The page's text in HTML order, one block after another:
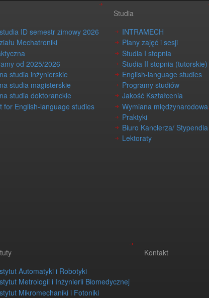
ID semestr zimowy 2026
Mechatroniki
od 2025/2026
studia inżynierskie
studia magisterskie
studia doktoranckie
for English-language studies
Studia
INTRAMECH
Plany zajęć i sesji
Studia I stopnia
Studia II stopnia (tutorskie)
English-language studies
Programy studiów
Jakość Kształcenia
Wymiana międzynarodowa
Praktyki
Biuro Kanclerza/ Stypendia
Lektoraty
Automatyki i Robotyki
Metrologii i Inżynierii Biomedycznej
Mikromechaniki i Fotoniki
Kontakt